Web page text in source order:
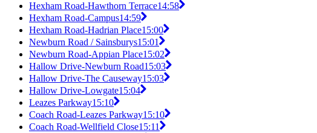
Hexham Road-Hawthorn Terrace14:58
Hexham Road-Campus14:59
Hexham Road-Hadrian Place15:00
Newburn Road / Sainsburys15:01
Newburn Road-Appian Place15:02
Hallow Drive-Newburn Road15:03
Hallow Drive-The Causeway15:03
Hallow Drive-Lowgate15:04
Leazes Parkway15:10
Coach Road-Leazes Parkway15:10
Coach Road-Wellfield Close15:11